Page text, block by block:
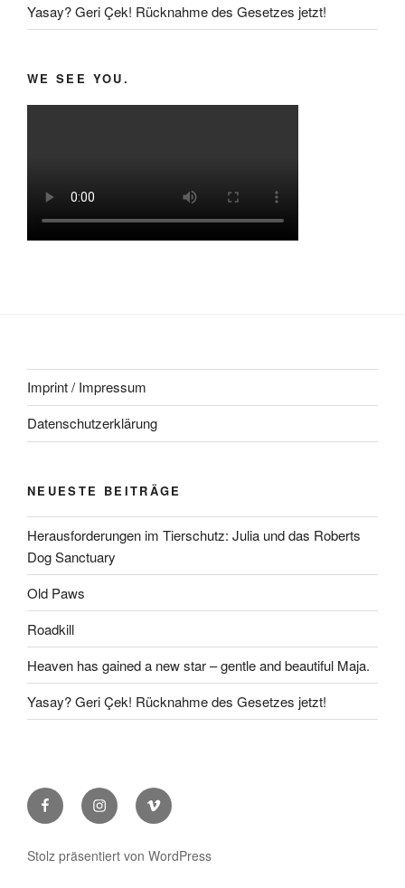
Yasay? Geri Çek! Rücknahme des Gesetzes jetzt!
WE SEE YOU.
Imprint / Impressum
Datenschutzerklärung
NEUESTE BEITRÄGE
Herausforderungen im Tierschutz: Julia und das Roberts
Dog Sanctuary
Old Paws
Roadkill
Heaven has gained a new star – gentle and beautiful Maja.
Yasay? Geri Çek! Rücknahme des Gesetzes jetzt!
FacebookInstagramVimeo
Stolz präsentiert von WordPress